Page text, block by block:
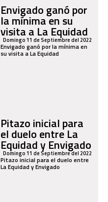
Envigado ganó por
la mínima en su
visita a La Equidad
Domingo 11 de Septiembre del 2022
Envigado ganó por la mínima en
su visita a La Equidad
Pitazo inicial para
el duelo entre La
Equidad y Envigado
Domingo 11 de Septiembre del 2022
Pitazo inicial para el duelo entre
La Equidad y Envigado